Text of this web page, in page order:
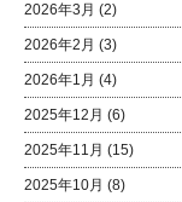
2026年3月 (2)
2026年2月 (3)
2026年1月 (4)
2025年12月 (6)
2025年11月 (15)
2025年10月 (8)